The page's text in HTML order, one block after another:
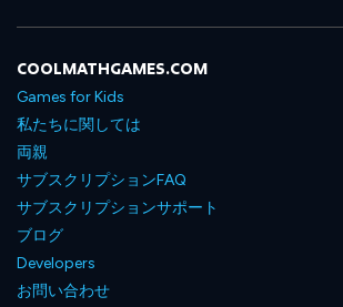
COOLMATHGAMES.COM
Games for Kids
私たちに関しては
両親
サブスクリプションFAQ
サブスクリプションサポート
ブログ
Developers
お問い合わせ